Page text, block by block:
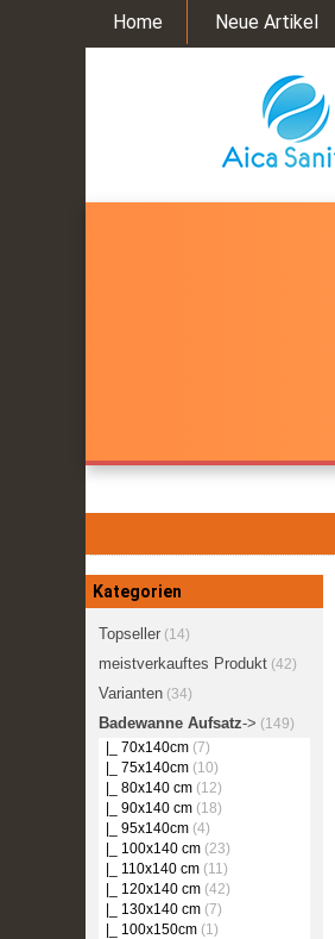
Home Neue Artikel
Kategorien
Topseller(14)
meistverkauftes Produkt(42)
Varianten(34)
Badewanne Aufsatz-> (149)
|_ 70x140cm(7)
|_ 75x140cm(10)
|_ 80x140 cm(12)
|_ 90x140 cm(18)
|_ 95x140cm(4)
|_ 100x140 cm(23)
|_ 110x140 cm(11)
|_ 120x140 cm(42)
|_ 130x140 cm(7)
|_ 100x150cm(1)